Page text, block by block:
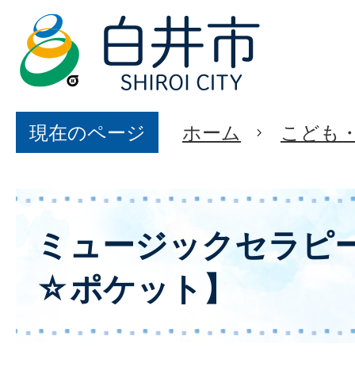
現在のページ ホーム こども
ミュージックセラピ
☆ポケット】